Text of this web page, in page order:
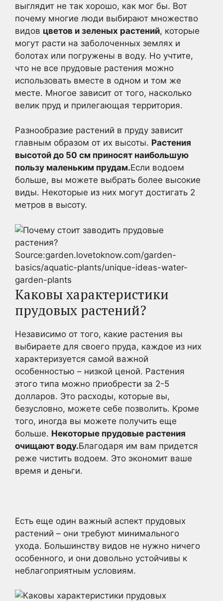
выглядит не так хорошо, как мог бы. Вот
почему многие люди выбирают множество
видов цветов и зеленых растений, которые
могут расти на заболоченных землях и
болотах или погружены в воду. Но учтите,
что не все прудовые растения можно
использовать вместе в одном и том же
месте. Многое зависит от того, насколько
велик пруд и прилегающая территория.
Разнообразие растений в пруду зависит
главным образом от их высоты. Растения
высотой до 50 см приносят наибольшую
пользу маленьким прудам.Если водоем
больше, вы можете выбрать более высокие
виды. Некоторые из них могут достигать 2
метров в высоту.
Source:garden.lovetoknow.com/garden-
basics/aquatic-plants/unique-ideas-water-
garden-plants
Каковы характеристики
прудовых растений?
Независимо от того, какие растения вы
выбираете для своего пруда, каждое из них
характеризуется самой важной
особенностью – низкой ценой. Растения
этого типа можно приобрести за 2-5
долларов. Это расходы, которые вы,
безусловно, можете себе позволить. Кроме
того, иногда вы можете получить еще
больше. Некоторые прудовые растения
очищают воду.Благодаря им вам придется
реже чистить водоем. Это экономит ваше
время и деньги.
Есть еще один важный аспект прудовых
растений – они требуют минимального
ухода. Большинству видов не нужно ничего
особенного, и они довольно устойчивы к
неблагоприятным условиям.